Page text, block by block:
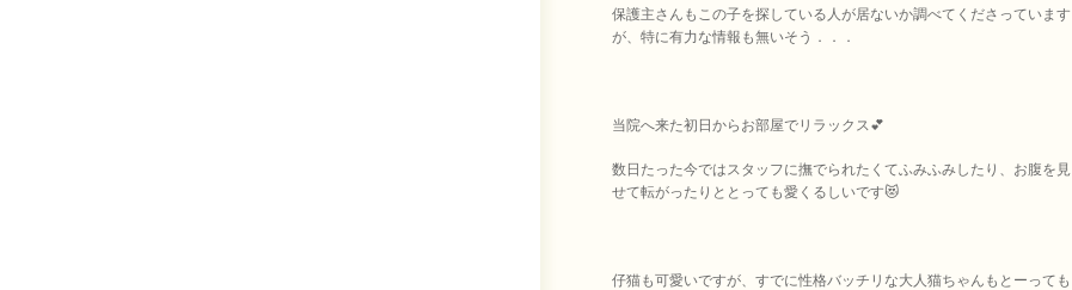
保護主さんもこの子を探している人が居ないか調べてくださっています
が、特に有力な情報も無いそう．．．
当院へ来た初日からお部屋でリラックス💕
数日たった今ではスタッフに撫でられたくてふみふみしたり、お腹を見
せて転がったりととっても愛くるしいです😻
仔猫も可愛いですが、すでに性格バッチリな大人猫ちゃんもとーっても